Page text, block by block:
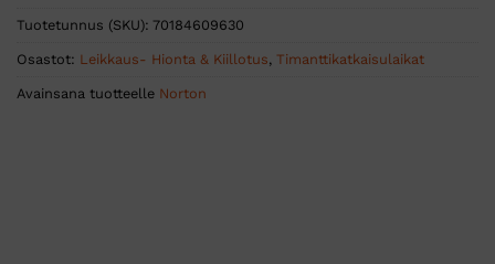
Tuotetunnus (SKU): 70184609630
Osastot: Leikkaus- Hionta & Kiillotus, Timanttikatkaisulaikat
Avainsana tuotteelle Norton